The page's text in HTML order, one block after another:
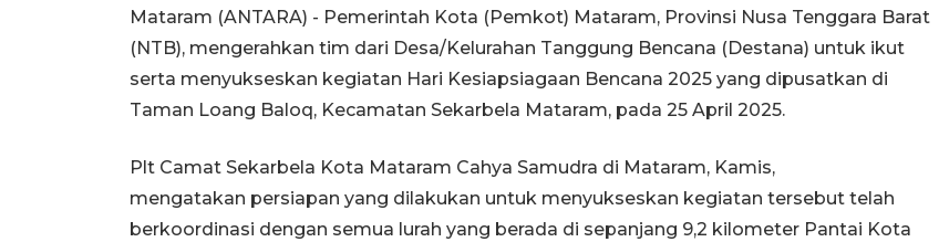
Mataram (ANTARA) - Pemerintah Kota (Pemkot) Mataram, Provinsi Nusa Tenggara Barat
(NTB), mengerahkan tim dari Desa/Kelurahan Tanggung Bencana (Destana) untuk ikut
serta menyukseskan kegiatan Hari Kesiapsiagaan Bencana 2025 yang dipusatkan di
Taman Loang Baloq, Kecamatan Sekarbela Mataram, pada 25 April 2025.
Plt Camat Sekarbela Kota Mataram Cahya Samudra di Mataram, Kamis,
mengatakan persiapan yang dilakukan untuk menyukseskan kegiatan tersebut telah
berkoordinasi dengan semua lurah yang berada di sepanjang 9,2 kilometer Pantai Kota